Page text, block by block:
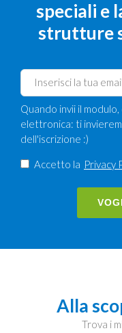
speciali e
strutture
Quando invii il
elettronica: ti
dell'iscrizione :)
Accetto la Privacy
Alla
Trova i